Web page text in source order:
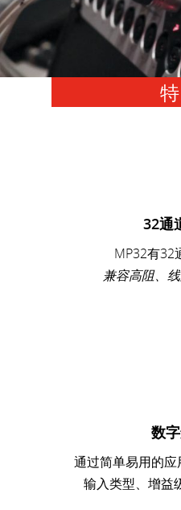
32通
MP32有32
兼容高阻、
数
通过简单易用的
输入类型、增益